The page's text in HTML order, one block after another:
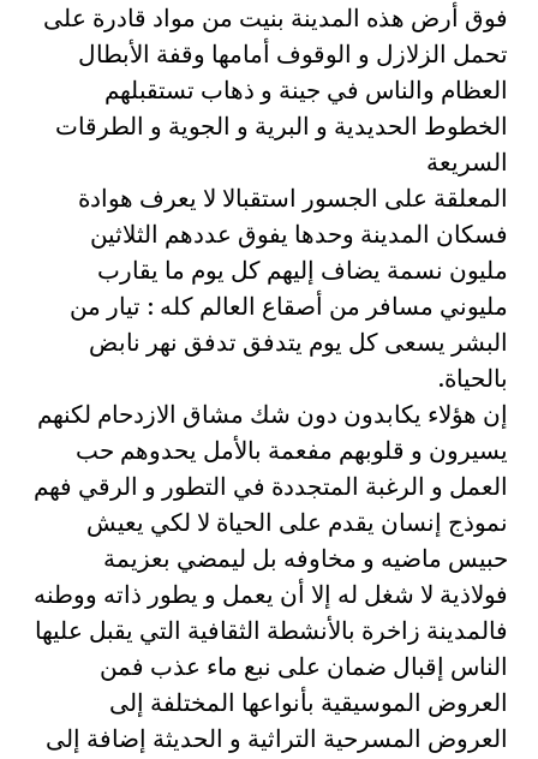
فوق أرض هذه المدينة بنيت من مواد قادرة على
تحمل الزلازل و الوقوف أمامها وقفة الأبطال
العظام والناس في جينة و ذهاب تستقبلهم
الخطوط الحديدية و البرية و الجوية و الطرقات
السريعة
المعلقة على الجسور استقبالا لا يعرف هوادة
فسكان المدينة وحدها يفوق عددهم الثلاثين
مليون نسمة يضاف إليهم كل يوم ما يقارب
مليوني مسافر من أصقاع العالم كله : تيار من
البشر يسعى كل يوم يتدفق تدفق نهر نابض
بالحياة.
إن هؤلاء يكابدون دون شك مشاق الازدحام لكنهم
يسيرون و قلوبهم مفعمة بالأمل يحدوهم حب
العمل و الرغبة المتجددة في التطور و الرقي فهم
نموذج إنسان يقدم على الحياة لا لكي يعيش
حبيس ماضیه و مخاوفه بل ليمضي بعزيمة
فولاذية لا شغل له إلا أن يعمل و يطور ذاته ووطنه
فالمدينة زاخرة بالأنشطة الثقافية التي يقبل عليها
الناس إقبال ضمان على نبع ماء عذب فمن
العروض الموسيقية بأنواعها المختلفة إلى
العروض المسرحية التراثية و الحديثة إضافة إلى